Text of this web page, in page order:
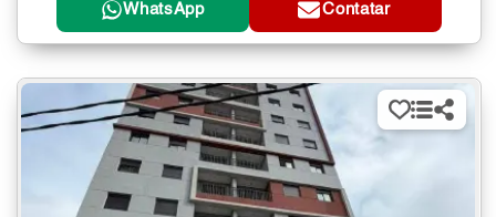
WhatsApp Contatar